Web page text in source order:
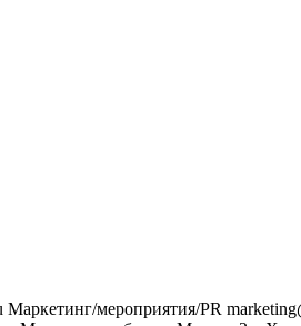
Маркетинг/мероприятия/PR